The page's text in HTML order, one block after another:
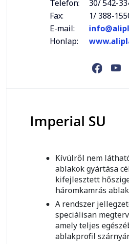
Telefon:
30/ 542-
Fax:
1/ 388-
E-mail:
Honlap:
Imperial SU
Kívülről nem
ablakok gyártása
kifejlesztett
háromkamrás
A rendszer
speciálisan
amely teljes
ablakprofil